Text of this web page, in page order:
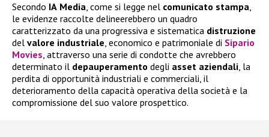
Secondo IA Media, come si legge nel comunicato stampa,
le evidenze raccolte delineerebbero un quadro
caratterizzato da una progressiva e sistematica distruzione
del valore industriale, economico e patrimoniale di Sipario
Movies, attraverso una serie di condotte che avrebbero
determinato il depauperamento degli asset aziendali, la
perdita di opportunità industriali e commerciali, il
deterioramento della capacità operativa della società e la
compromissione del suo valore prospettico.